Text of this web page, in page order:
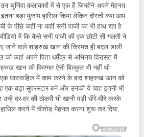
चुनिंदा कलाकारों में से एक हैं जिन्होंने अपने मेहनत
बड़ा मुकाम हासिल किया लेकिन दोस्तों क्या आप
के पीछे कहीं ना कहीं सनी पाजी का भी हाथ रहा है
में कि कैसे सनी पाजी की एक छोटी सी गलती ने
जाने वाले शाहरुख खान की किस्मत ही बदल डाली
को जहां अपने पिता धर्मेंद्र से अभिनय विरासत में
खान की किस्मत ऐसी बिल्कुल भी नहीं थी
धारावाहिक में काम करने के बाद शाहरुख खान को
बड़ा सुपरस्टार बने और उनकी ये चाह इतनी भी
दर-दर की ठोकरी भी खानी पड़ी धीरे-धीरे करके
हासिल करने में चीतोड़ मेहनत करना शुरू कर दिया.